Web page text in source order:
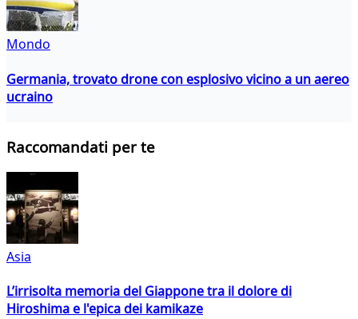
Mondo
Germania, trovato drone con esplosivo vicino a un aereo
ucraino
Raccomandati per te
Asia
L’irrisolta memoria del Giappone tra il dolore di
Hiroshima e l'epica dei kamikaze